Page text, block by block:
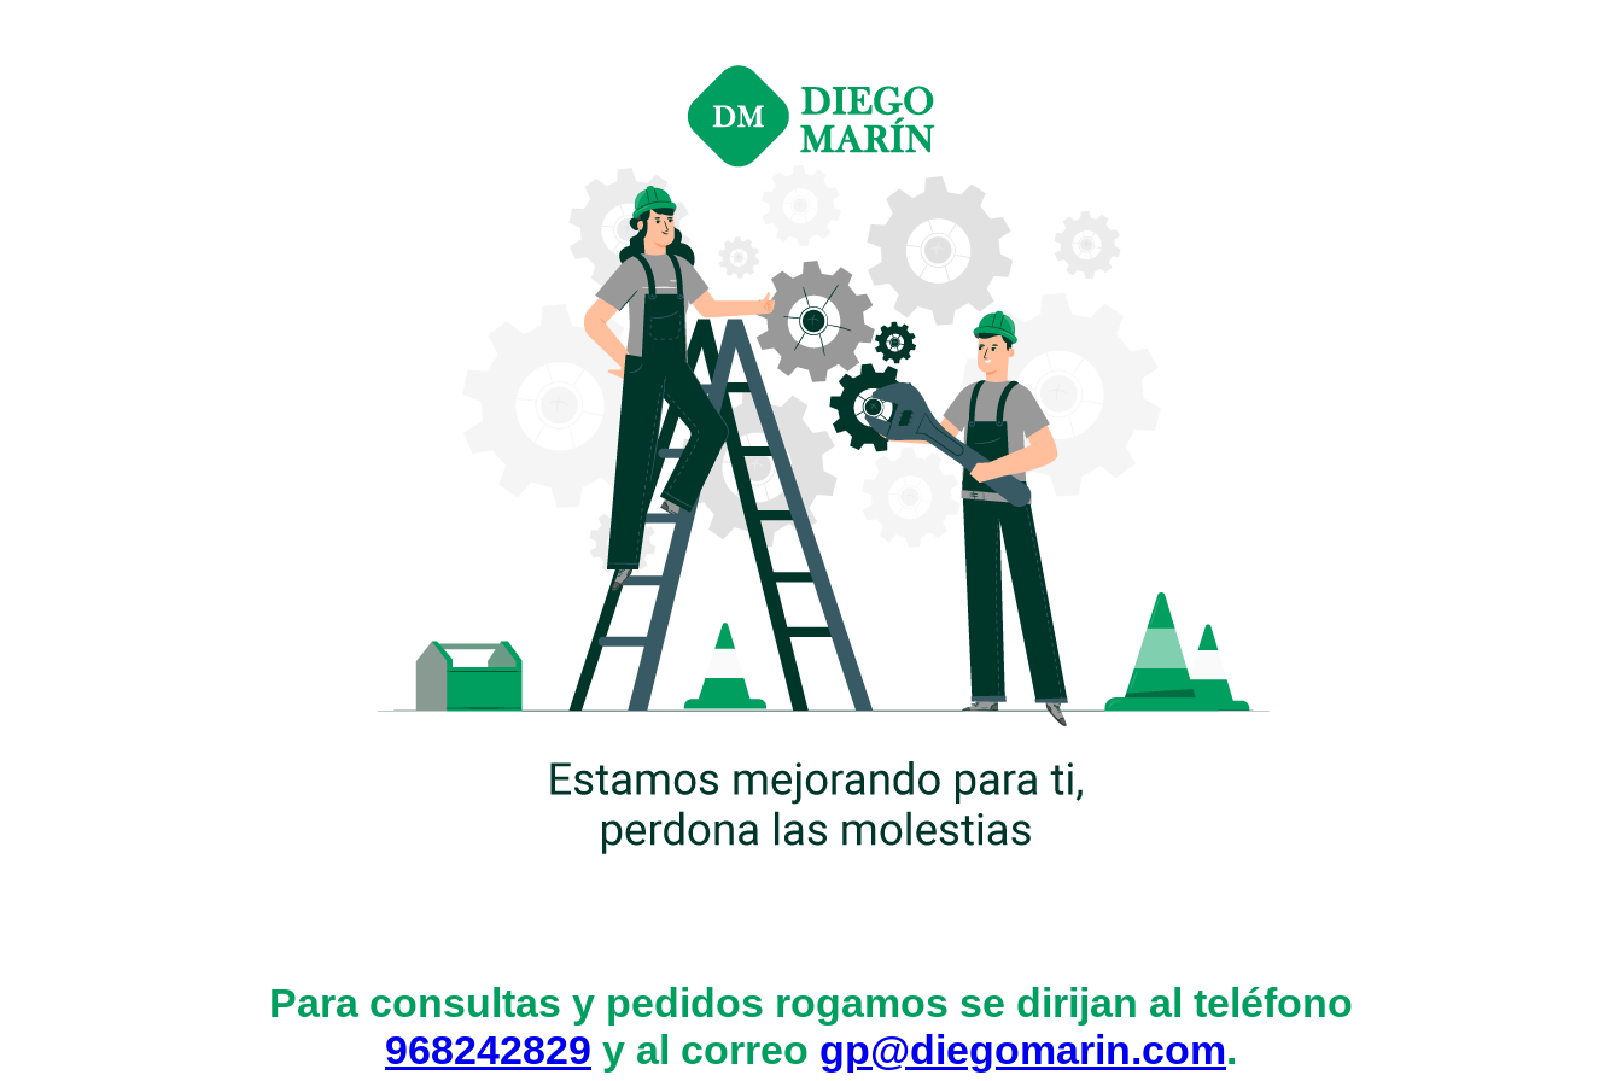
Para consultas y pedidos rogamos se dirijan al teléfono
968242829 y al correo gp@diegomarin.com.